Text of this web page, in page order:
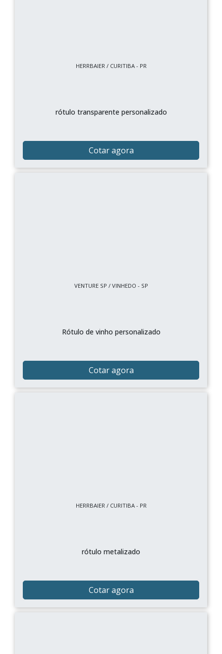
HERRBAIER / CURITIBA - PR
rótulo transparente personalizado
Cotar agora
VENTURE SP / VINHEDO - SP
Rótulo de vinho personalizado
Cotar agora
HERRBAIER / CURITIBA - PR
rótulo metalizado
Cotar agora